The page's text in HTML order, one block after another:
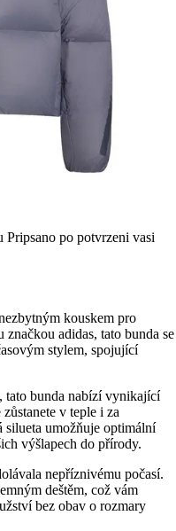
Pripsano po potvrzeni vasi
kouskem pro
adidas, tato bunda se
stylem, spojující
tato bunda nabízí vynikající
v teple i za
silueta umožňuje optimální
výšlapech do přírody.
nepříznivému počasí.
deštěm, což vám
bez obav o rozmary